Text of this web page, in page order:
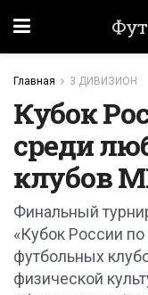
Главная 3 ДИВИЗИОН
Кубок
среди
клубов
Финальный
«Кубок России
футбольных
физической